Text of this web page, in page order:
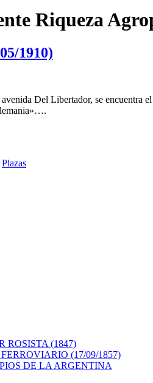
Riqueza
1910)
Del Libertador, se
Plazas
ROSISTA (1847)
(17/09/1857)
DE LA ARGENTINA